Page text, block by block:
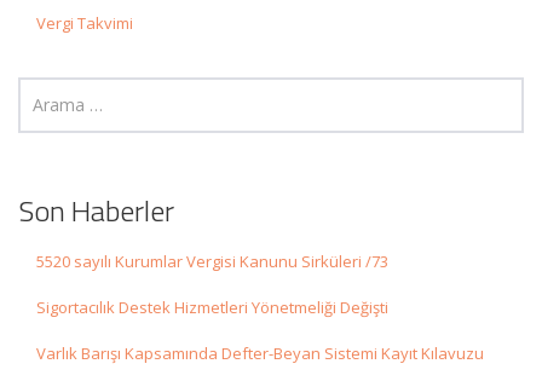
Vergi Takvimi
Son Haberler
5520 sayılı Kurumlar Vergisi Kanunu Sirküleri /73
Sigortacılık Destek Hizmetleri Yönetmeliği Değişti
Varlık Barışı Kapsamında Defter-Beyan Sistemi Kayıt Kılavuzu